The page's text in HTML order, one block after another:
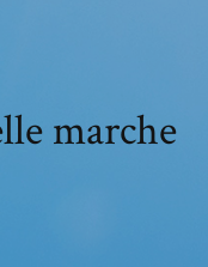
marche